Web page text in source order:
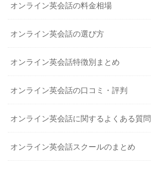
オンライン英会話の料金相場
オンライン英会話の選び方
オンライン英会話特徴別まとめ
オンライン英会話の口コミ・評判
オンライン英会話に関するよくある質問
オンライン英会話スクールのまとめ